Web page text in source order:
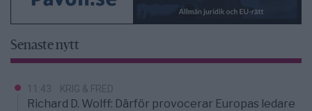
Senaste nytt
11:43 KRIG & FRED
Richard D. Wolff: Därför provocerar Europas ledare